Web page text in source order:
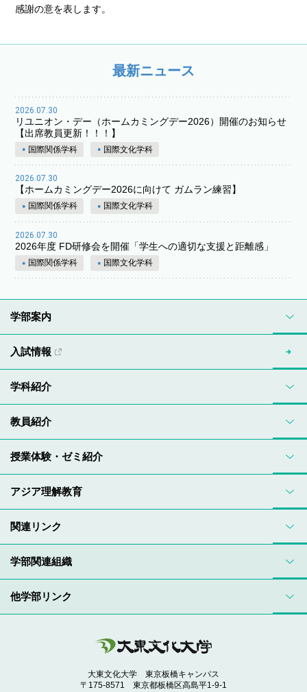
感謝の意を表します。
最新ニュース
2026.07.30
リユニオン・デー（ホームカミングデー2026）開催のお知らせ
【出席教員更新！！！】
国際関係学科 国際文化学科
2026.07.30
【ホームカミングデー2026に向けて ガムラン練習】
国際関係学科 国際文化学科
2026.07.30
2026年度 FD研修会を開催「学生への適切な支援と距離感」
国際関係学科 国際文化学科
学部関連組織
他学部リンク
大東文化大学 東京板橋キャンパス
〒175-8571 東京都板橋区高島平1-9-1
学部案内
入試情報
学科紹介
教員紹介
授業体験・ゼミ紹介
アジア理解教育
関連リンク